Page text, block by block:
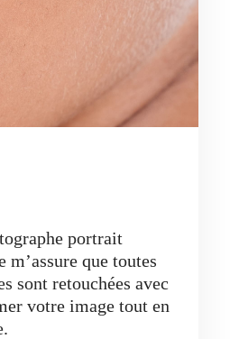
portrait
que toutes
sont retouchées avec
votre image tout en